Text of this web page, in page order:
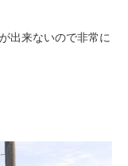
出来ないので非常に